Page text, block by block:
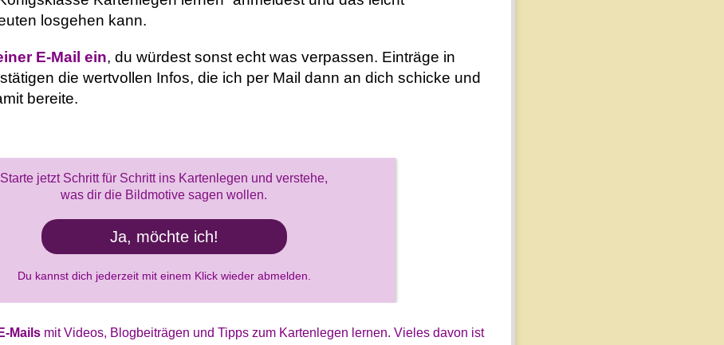
losgehen kann.
E-Mail ein, du würdest sonst echt was verpassen. Einträge in
die wertvollen Infos, die ich per Mail dann an dich schicke und
bereite.
Mails mit Videos, Blogbeiträgen und Tipps zum Kartenlegen lernen. Vieles davon ist